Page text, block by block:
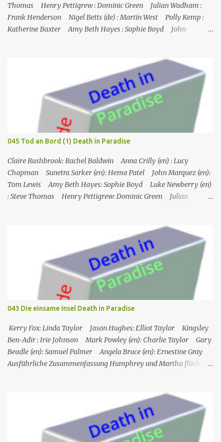
Gesicht". Ray Sho...
Thomas Henry Pettigrew : Dominic Green Julian Wadham :
Frank Henderson Nigel Betts (de) : Martin West Polly Kemp :
Katherine Baxter Amy Beth Hayes : Sophie Boyd John
Büro war verschlossen, und Steve musste sie mit einem
Feuerlöscher gewaltsam öffnen. Im St. Marie's gesteht Sophie JP,
dass Tom auch mit dem Schmuggel von Rum Geld verdient hat,
was aber nicht mit seinem Tod zusammenzuhängen scheint.
Henderson starb an einer Schusswunde, die Waffe liegt neben der
Leiche, es sieht nach Selbstmord aus, außerdem fehlt einer seiner
Zwillinge, was darauf hindeutet, dass der fehlende Zwilling
derselbe ist, der in Toms Boot gefunden wurde, und dass
Henderson ihn getötet und sich da...
045 Tod an Bord (1) Death in Paradise
Claire Rushbrook: Rachel Baldwin Anna Crilly (en) : Lucy
Chapman Sunetra Sarker (en): Hema Patel John Marquez (en):
Tom Lewis Amy Beth Hayes: Sophie Boyd Luke Newberry (en)
: Steve Thomas Henry Pettigrew: Dominic Green Julian
seinem Boot aufgefunden. Der Verdacht fällt zunächst auf die
Touristen, die das Boot mit seinem Steuermann am Tag des
Mordes gemietet hatten, und dann auf eine Gruppe von Touristen,
die das Boot am nächsten Tag mieten sollten. Einziges Problem:
Die Verdächtigen sind nach England zurückgekehrt. Der
Kommandant beschließt daraufhin, sein Team (mit Ausnahme von
JP) nach London zu schicken, um die Ermittlungen mit Hilfe eines
043 Die einsame Insel Death in Paradise
Kerry Fox: Linda Taylor Jason Hughes: Elliot Taylor Kingsley
Ben-Adir : Irie Johnson Mark Powley (en): Charlie Taylor Gary
Beadle (en): Samuel Palmer Angela Bruce (en): Ernestine Gray
Ausführliche Zusammenfassung Humphrey und Martha flüchten
wird einer der Besitzer, Charlie Taylor, erstochen in seinem
Zimmer aufgefunden, aber ein vertrauenswürdiger Zeuge, da es
sich um Humphrey selbst handelt, kann bestätigen, dass zwischen
dem Zeitpunkt, als Charlie in sein Zimmer ging, und dem